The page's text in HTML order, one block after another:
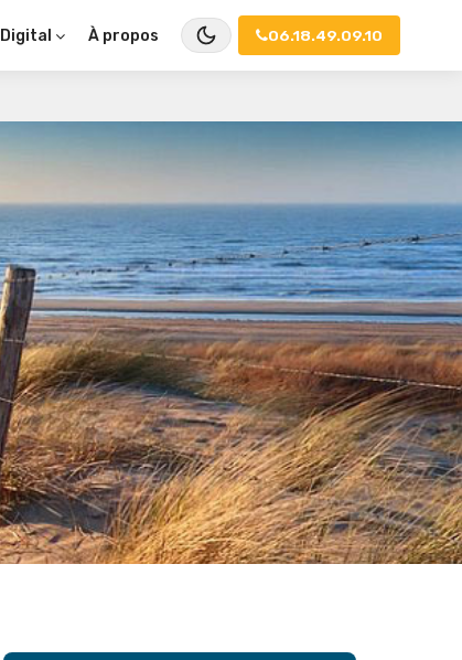
Digital À propos 06.18.49.09.10